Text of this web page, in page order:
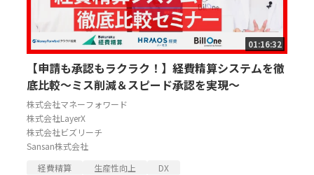
01:16:32
【申請も承認もラクラク！】経費精算システムを徹
底比較～ミス削減＆スピード承認を実現～
株式会社マネーフォワード
株式会社LayerX
株式会社ビズリーチ
Sansan株式会社
経費精算
生産性向上 DX